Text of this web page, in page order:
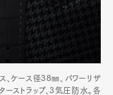
、ケース径38㎜、パワーリザ
ーストラップ、3気圧防水。各